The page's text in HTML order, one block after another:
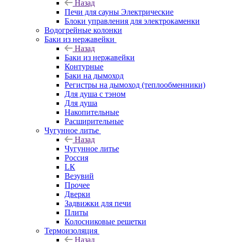
Назад
Печи для сауны Электрические
Блоки управления для электрокаменки
Водогрейные колонки
Баки из нержавейки
Назад
Баки из нержавейки
Контурные
Баки на дымоход
Регистры на дымоход (теплообменники)
Для душа с тэном
Для душа
Накопительные
Расширительные
Чугунное литье
Назад
Чугунное литье
Россия
LК
Везувий
Прочее
Дверки
Задвижки для печи
Плиты
Колосниковые решетки
Термоизоляция
Назад